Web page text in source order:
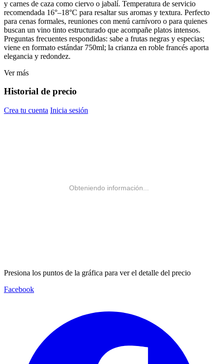
y carnes de caza como ciervo o jabalí. Temperatura de servicio
recomendada 16°–18°C para resaltar sus aromas y textura. Perfecto
para cenas formales, reuniones con menú carnívoro o para quienes
buscan un vino tinto estructurado que acompañe platos intensos.
Preguntas frecuentes respondidas: sabe a frutas negras y especias;
viene en formato estándar 750ml; la crianza en roble francés aporta
elegancia y redondez.
Ver más
Historial de precio
Crea tu cuenta Inicia sesión
Obteniendo información...
Presiona los puntos de la gráfica para ver el detalle del precio
Facebook